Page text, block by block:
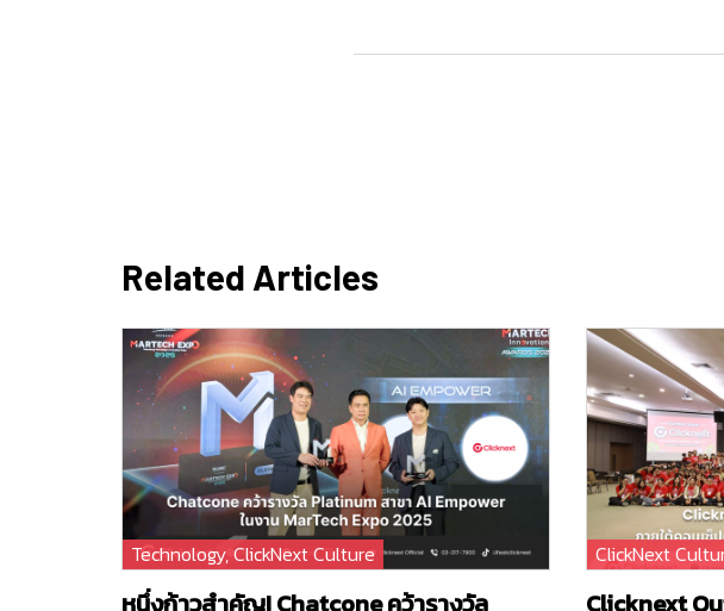
Related Articles
Technology,ClickNext Culture
หนึ่งก้าวสำคัญ! Chatcone คว้ารางวัล
ClickNext
Clicknext